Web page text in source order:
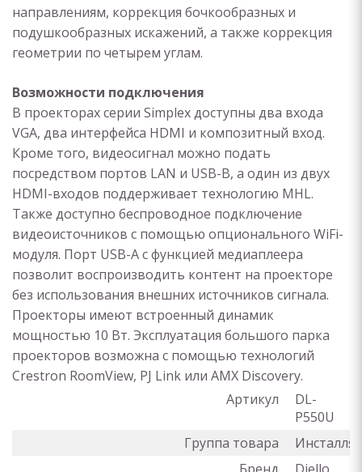
направлениям, коррекция бочкообразных и
подушкообразных искажений, а также коррекция
геометрии по четырем углам.
Возможности подключения
В проекторах серии Simplex доступны два входа
VGA, два интерфейса HDMI и композитный вход.
Кроме того, видеосигнал можно подать
посредством портов LAN и USB-B, а один из двух
HDMI-входов поддерживает технологию MHL.
Также доступно беспроводное подключение
видеоисточников с помощью опционального WiFi-
модуля. Порт USB-A с функцией медиаплеера
позволит воспроизводить контент на проекторе
без использования внешних источников сигнала.
Проекторы имеют встроенный динамик
мощностью 10 Вт. Эксплуатация большого парка
проекторов возможна с помощью технологий
Crestron RoomView, PJ Link или AMX Discovery.
Артикул
DL-
P550U
Группа товара